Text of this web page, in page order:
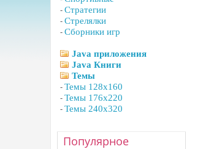
-Стратегии
-Стрелялки
-Сборники игр
Java приложения
Java Книги
Темы
-Темы 128x160
-Темы 176x220
-Темы 240x320
Популярное